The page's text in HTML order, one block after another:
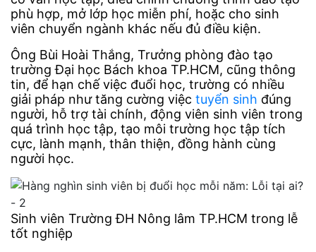
phù hợp, mở lớp học miễn phí, hoặc cho sinh
viên chuyển ngành khác nếu đủ điều kiện.
Ông Bùi Hoài Thắng, Trưởng phòng đào tạo
trường Đại học Bách khoa TP.HCM, cũng thông
tin, để hạn chế việc đuổi học, trường có nhiều
giải pháp như tăng cường việc tuyển sinh đúng
người, hỗ trợ tài chính, động viên sinh viên trong
quá trình học tập, tạo môi trường học tập tích
cực, lành mạnh, thân thiện, đồng hành cùng
người học.
Sinh viên Trường ĐH Nông lâm TP.HCM trong lễ
tốt nghiệp